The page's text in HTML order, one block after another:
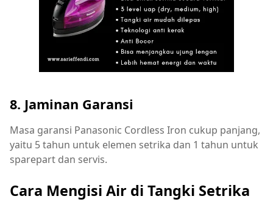
8. Jaminan Garansi
Masa garansi Panasonic Cordless Iron cukup panjang,
yaitu 5 tahun untuk elemen setrika dan 1 tahun untuk
sparepart dan servis.
Cara Mengisi Air di Tangki Setrika